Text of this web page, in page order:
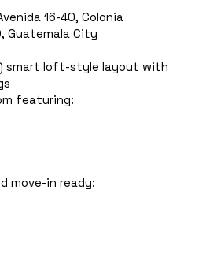
16-40, Colonia
Guatemala City
smart loft-style layout with
featuring:
move-in ready: